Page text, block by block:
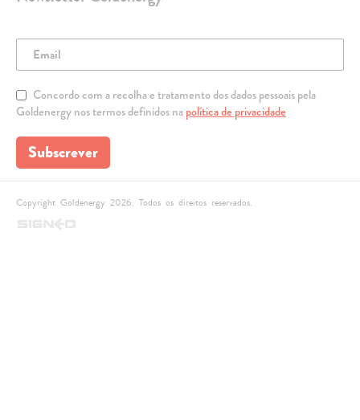
Concordo com a recolha e tratamento dos dados pessoais pela
Goldenergy nos termos definidos napolítica de privacidade
Subscrever
Copyright Goldenergy 2026. Todos os direitos reservados.